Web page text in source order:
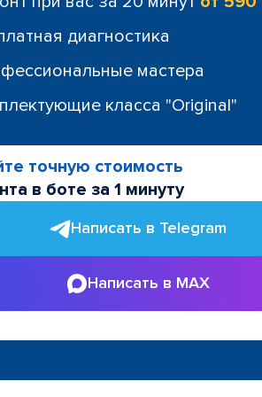
диагностика
мастера
класса "Original"
точную стоимость
в боте за 1 минуту
Написать в Telegram
Написать в MAX